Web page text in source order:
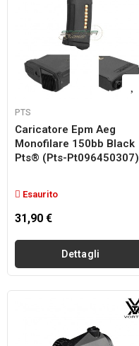
PTS
Caricatore Epm Aeg
Monofilare 150bb Black
Pts® (pts-Pt096450307)
Esaurito
31,90 €
Dettagli